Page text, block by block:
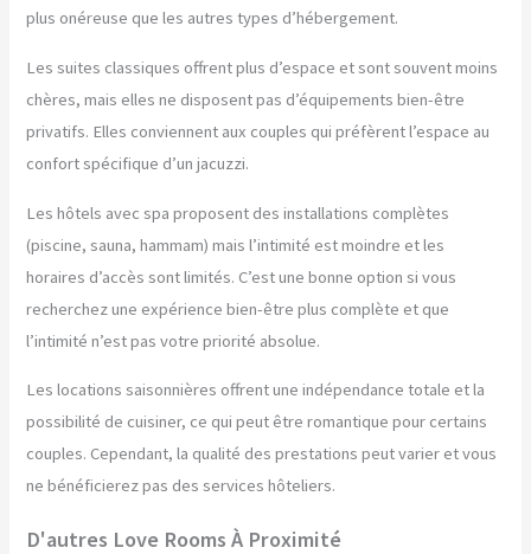
plus onéreuse que les autres types d’hébergement.
Les suites classiques offrent plus d’espace et sont souvent moins
chères, mais elles ne disposent pas d’équipements bien-être
privatifs. Elles conviennent aux couples qui préfèrent l’espace au
confort spécifique d’un jacuzzi.
Les hôtels avec spa proposent des installations complètes
(piscine, sauna, hammam) mais l’intimité est moindre et les
horaires d’accès sont limités. C’est une bonne option si vous
recherchez une expérience bien-être plus complète et que
l’intimité n’est pas votre priorité absolue.
Les locations saisonnières offrent une indépendance totale et la
possibilité de cuisiner, ce qui peut être romantique pour certains
couples. Cependant, la qualité des prestations peut varier et vous
ne bénéficierez pas des services hôteliers.
D'autres Love Rooms À Proximité